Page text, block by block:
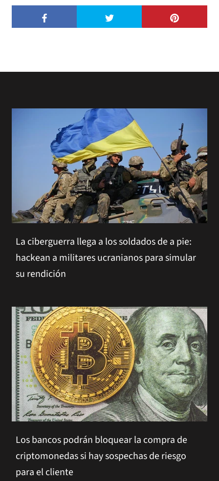
La ciberguerra llega a los soldados de a pie:
hackean a militares ucranianos para simular
su rendición
Los bancos podrán bloquear la compra de
criptomonedas si hay sospechas de riesgo
para el cliente